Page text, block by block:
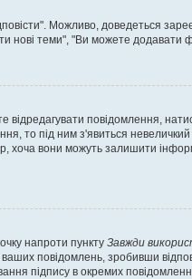
Можливо, доведеться
нові теми", "Ви можете додавати
повідомлення,
то під ним з'явиться невеличкий
хоча вони можуть залишити
напроти пункту Завжди
повідомлень, зробивши
підпису в окремих